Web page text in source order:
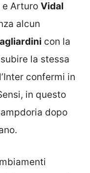
e Arturo Vidal
alcun
con la
la stessa
confermi in
in questo
dopo